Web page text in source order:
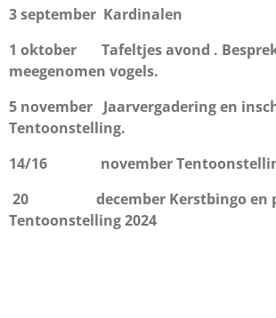
3 september Kardinalen
1 oktober Tafeltjes avond .
meegenomen vogels.
5 november Jaarvergadering en
Tentoonstelling.
14/16 november
20 december Kerstbingo en
Tentoonstelling 2024